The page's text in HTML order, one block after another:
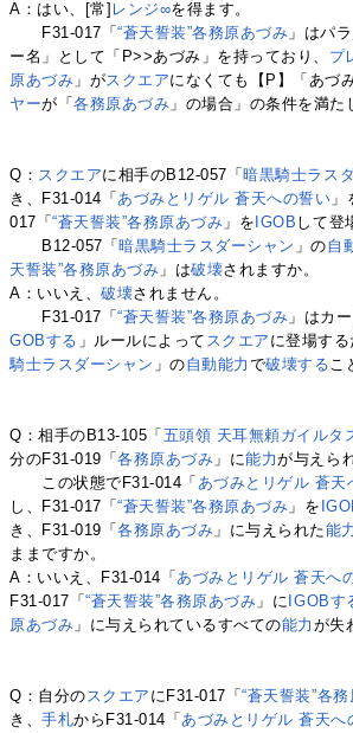
A：はい、[常] レンジ∞を得ます。
F31-017「“蒼天誓装”各務原あづみ 」はパ
ー名」として「P>>あづみ」を持っており、 プ
原あづみ 」がスクエアになくても【P】「あづ
ヤーが「各務原あづみ 」の場合」の条件を満た
Q： スクエアに相手のB12-057「暗黒騎士ラス
き、F31-014「あづみとリゲル 蒼天への誓い 」
017「“蒼天誓装”各務原あづみ 」を IGOB して登
B12-057「暗黒騎士ラスダーシャン 」の自
天誓装”各務原あづみ 」は破壊されますか。
A：いいえ、破壊されません。
F31-017「“蒼天誓装”各務原あづみ 」はカ
GOBする 」ルールによって スクエア に登場す
騎士ラスダーシャン 」の自動能力 で破壊するこ
Q：相手のB13-105「 五頭領 天耳無頼ガイルタ
分のF31-019「各務原あづみ 」に能力が与えら
この状態でF31-014「 あづみとリゲル 蒼天
し、F31-017「“蒼天誓装”各務原あづみ 」を
き、F31-019「各務原あづみ 」に与えられた能力
ままですか。
A：いいえ、F31-014「あづみとリゲル 蒼天へ
F31-017「“蒼天誓装”各務原あづみ 」に IGOBす
原あづみ 」に与えられているすべての能力 が失
Q：自分のスクエア にF31-017「“蒼天誓装”各
き、手札からF31-014「あづみとリゲル 蒼天へ